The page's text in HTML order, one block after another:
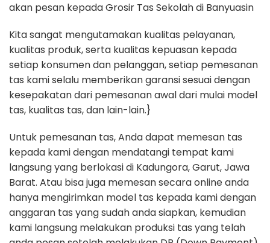
akan pesan kepada Grosir Tas Sekolah di Banyuasin
Kita sangat mengutamakan kualitas pelayanan,
kualitas produk, serta kualitas kepuasan kepada
setiap konsumen dan pelanggan, setiap pemesanan
tas kami selalu memberikan garansi sesuai dengan
kesepakatan dari pemesanan awal dari mulai model
tas, kualitas tas, dan lain-lain.}
Untuk pemesanan tas, Anda dapat memesan tas
kepada kami dengan mendatangi tempat kami
langsung yang berlokasi di Kadungora, Garut, Jawa
Barat. Atau bisa juga memesan secara online anda
hanya mengirimkan model tas kepada kami dengan
anggaran tas yang sudah anda siapkan, kemudian
kami langsung melakukan produksi tas yang telah